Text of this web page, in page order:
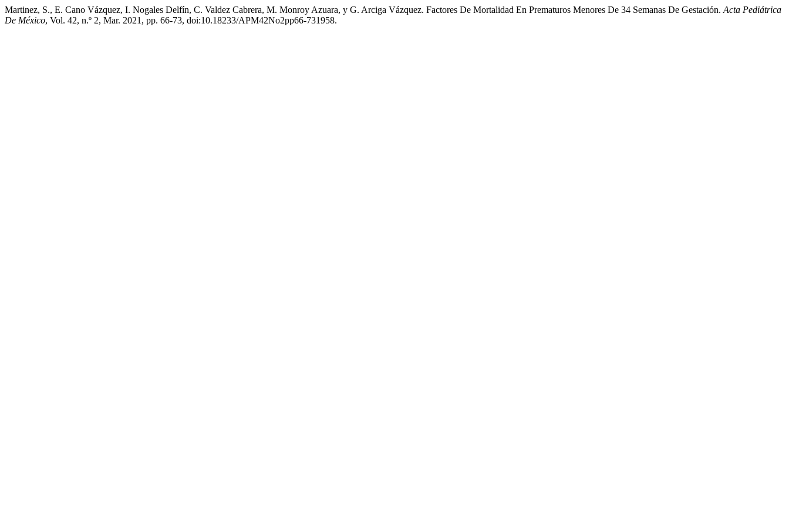
Martinez, S., E. Cano Vázquez, I. Nogales Delfín, C. Valdez Cabrera, M. Monroy Azuara, y G. Arciga Vázquez. Factores De Mortalidad En Prematuros Menores De 34 Semanas De Gestación. Acta Pediátrica
De México, Vol. 42, n.º 2, Mar. 2021, pp. 66-73, doi:10.18233/APM42No2pp66-731958.